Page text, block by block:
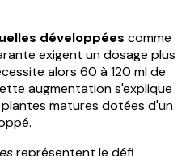
développées comme
exigent un dosage plus
alors 60 à 120 ml de
augmentation s'explique
matures dotées d'un
représentent le défi